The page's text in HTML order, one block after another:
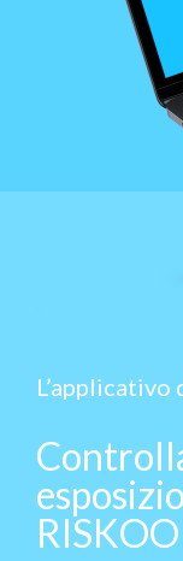
L’applicativo
RISKOO